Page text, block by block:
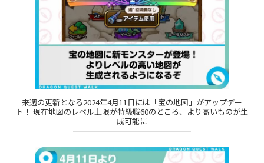
来週の更新となる2024年4月11日には「宝の地図」がアップデー
ト！ 現在地図のレベル上限が特級職60のところ、より高いものが生
成可能に